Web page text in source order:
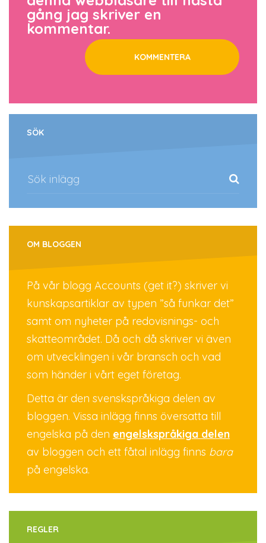
gång jag skriver en
kommentar.
SÖK
OM BLOGGEN
På vår blogg Accounts (get it?) skriver vi
kunskapsartiklar av typen ”så funkar det”
samt om nyheter på redovisnings- och
skatteområdet. Då och då skriver vi även
om utvecklingen i vår bransch och vad
som händer i vårt eget företag.
Detta är den svenskspråkiga delen av
bloggen. Vissa inlägg finns översatta till
engelska på den engelskspråkiga delen
av bloggen och ett fåtal inlägg finns bara
på engelska.
REGLER